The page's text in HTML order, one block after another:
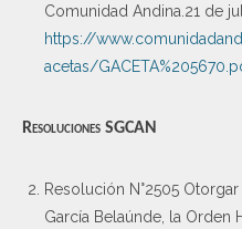
Comunidad Andina.21 de
https://
acetas/
Resoluciones SGCAN
Resolución N°2505
García Belaúnde, la Orden